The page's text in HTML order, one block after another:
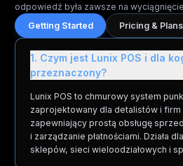
odpowiedź była zawsze na
Getting Started
Pricing & Plans
1. Czym jest Lunix POS i dla
przeznaczony?
Lunix POS to chmurowy system
zaprojektowany dla detalistów i firm
zapewniający prostą obsługę
i zarządzanie płatnościami. Działa
sklepów, sieci wieloodziałowych i